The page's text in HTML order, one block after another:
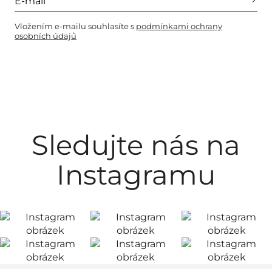
Vložením e-mailu souhlasíte s podmínkami ochrany
osobních údajů
Sledujte nás na
Instagramu